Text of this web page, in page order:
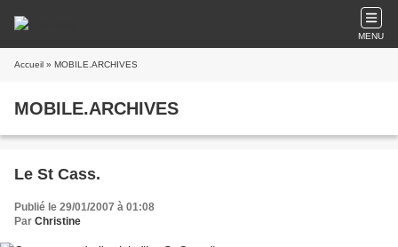
MENU
Accueil » MOBILE.ARCHIVES
MOBILE.ARCHIVES
Le St Cass.
Publié le 29/01/2007 à 01:08
Par Christine